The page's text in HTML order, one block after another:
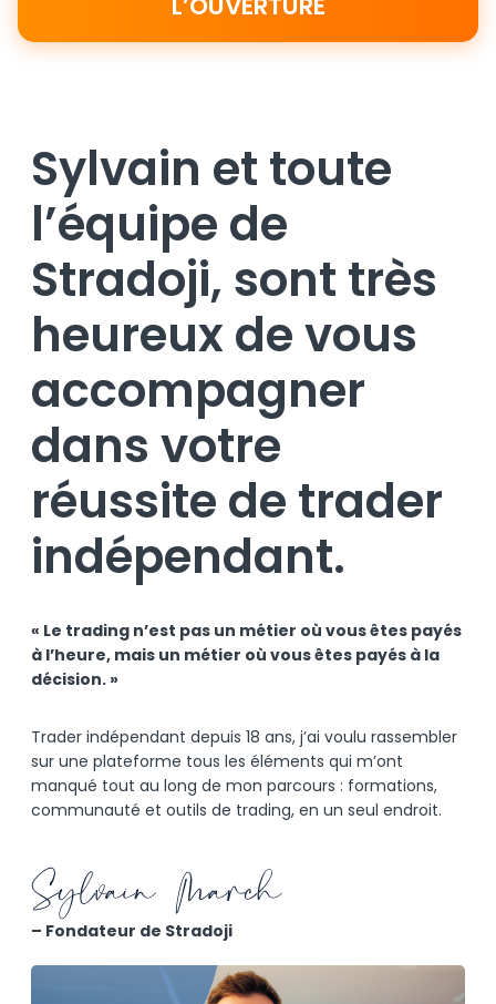
Sylvain et toute
l’équipe de
Stradoji, sont très
heureux de vous
accompagner
dans votre
réussite de trader
indépendant.
« Le trading n’est pas un métier où vous êtes payés
à l’heure, mais un métier où vous êtes payés à la
décision. »
Trader indépendant depuis 18 ans, j’ai voulu rassembler
sur une plateforme tous les éléments qui m’ont
manqué tout au long de mon parcours : formations,
communauté et outils de trading, en un seul endroit.
– Fondateur de Stradoji